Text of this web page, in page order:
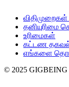
தனியுரிமை
உரிமைகள்
கட்டண
எங்களை
© 2025 GIGBEING